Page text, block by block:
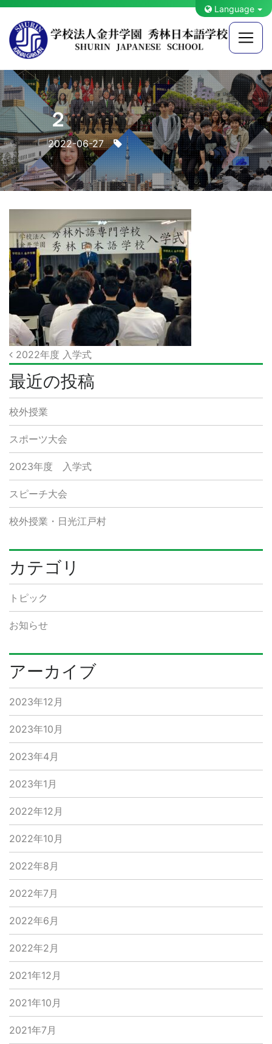
Language
２
2022-06-27
投
稿
ナ
ビ
ゲ
ー
シ
ョ
ン
2022年度 入学式
最近の投稿
校外授業
スポーツ大会
2023年度 入学式
スピーチ大会
校外授業・日光江戸村
カテゴリ
トピック
お知らせ
アーカイブ
2023年12月
2023年10月
2023年4月
2023年1月
2022年12月
2022年10月
2022年8月
2022年7月
2022年6月
2022年2月
2021年12月
2021年10月
2021年7月